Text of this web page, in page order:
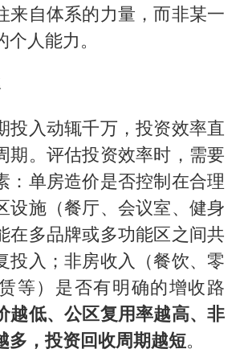
来自体系的力量，而非某一
人能力。
投入动辄千万，投资效率直
期。评估投资效率时，需要
：单房造价是否控制在合理
设施（餐厅、会议室、健身
在多品牌或多功能区之间共
投入；非房收入（餐饮、零
等）是否有明确的增收路
越低、公区复用率越高、非
多，投资回收周期越短。